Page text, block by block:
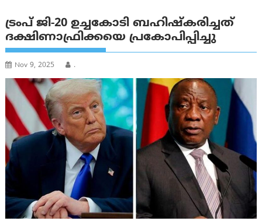
ട്രംപ് ജി-20 ഉച്ചകോടി ബഹിഷ്‌കരിച്ചത്
ദക്ഷിണാഫ്രിക്കയെ പ്രകോപിപ്പിച്ചു
Nov 9, 2025 .